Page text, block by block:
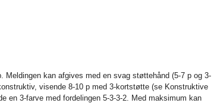
Meldingen kan afgives med en svag støttehånd (5-7 p og 3-
visende 8-10 p med 3-kortstøtte (se Konstruktive
en 3-farve med fordelingen 5-3-3-2. Med maksimum kan